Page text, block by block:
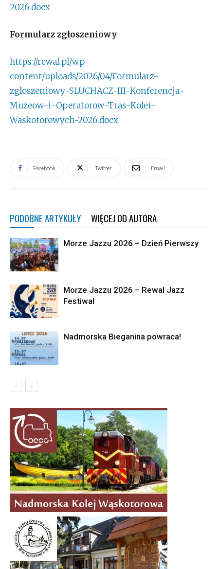
2026.docx
Formularz zgłoszeniowy
https://rewal.pl/wp-
content/uploads/2026/04/Formularz-
zgloszeniowy-SLUCHACZ-III-Konferencja-
Muzeow-i-Operatorow-Tras-Kolei-
Waskotorowych-2026.docx
Facebook Twitter Email
PODOBNE ARTYKUŁY WIĘCEJ OD AUTORA
Morze Jazzu 2026 – Dzień Pierwszy
Morze Jazzu 2026 – Rewal Jazz
Festiwal
Nadmorska Bieganina powraca!